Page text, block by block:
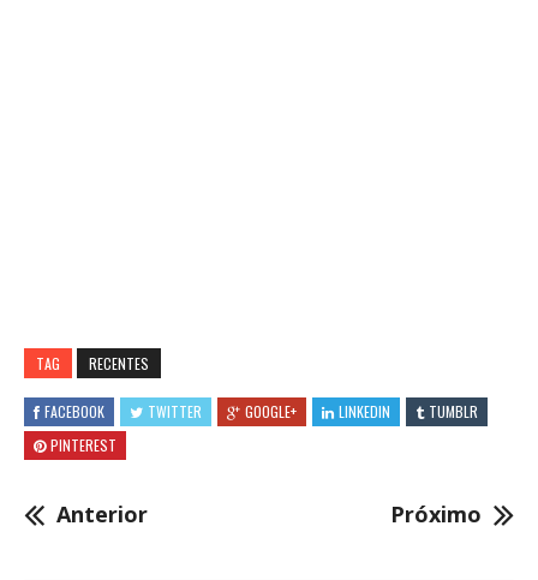
TAG RECENTES
FACEBOOK TWITTER GOOGLE+ LINKEDIN
TUMBLR
PINTEREST
Anterior Próximo